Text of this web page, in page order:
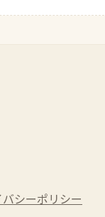
シーポリシー